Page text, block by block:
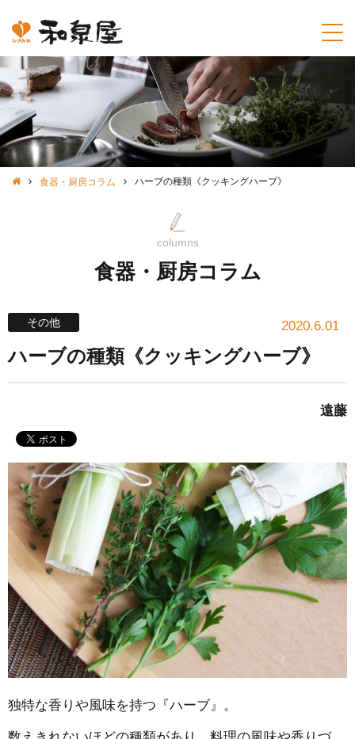
食器・厨房コラム ハーブの種類《クッキングハーブ》
columns
食器・厨房コラム
その他 2020.6.01
ハーブの種類《クッキングハーブ》
遠藤
独特な香りや風味を持つ『ハーブ』。